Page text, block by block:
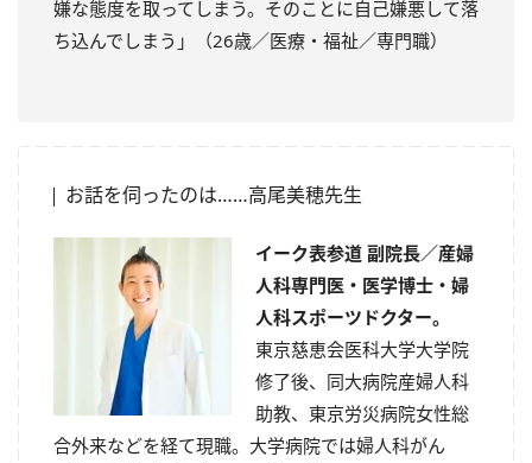
嫌な態度を取ってしまう。そのことに自己嫌悪して落
ち込んでしまう」（26歳／医療・福祉／専門職）
お話を伺ったのは……高尾美穂先生
イーク表参道 副院長／産婦
人科専門医・医学博士・婦
人科スポーツドクター。
東京慈恵会医科大学大学院
修了後、同大病院産婦人科
助教、東京労災病院女性総
合外来などを経て現職。大学病院では婦人科がん